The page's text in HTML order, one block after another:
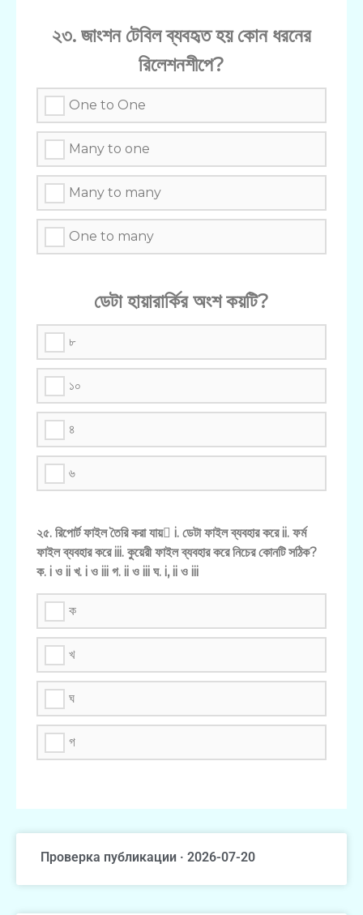
২৩. জাংশন টেবিল ব্যবহৃত হয় কোন ধরনের
রিলেশনশীপে?
One to One
Many to one
Many to many
One to many
ডেটা হায়ারার্কির অংশ কয়টি?
৮
১০
৪
৬
২৫. রিপোর্ট ফাইল তৈরি করা যায় i. ডেটা ফাইল ব্যবহার করে ii. ফর্ম
ফাইল ব্যবহার করে iii. কুয়েরী ফাইল ব্যবহার করে নিচের কোনটি সঠিক?
ক. i ও ii খ. i ও iii গ. ii ও iii ঘ. i, ii ও iii
ক
খ
ঘ
গ
Проверка публикации · 2026-07-20